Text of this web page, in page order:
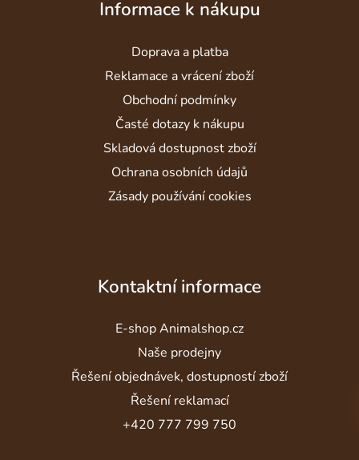
Informace k nákupu
Doprava a platba
Reklamace a vrácení zboží
Obchodní podmínky
Časté dotazy k nákupu
Skladová dostupnost zboží
Ochrana osobních údajů
Zásady používání cookies
Kontaktní informace
E-shop Animalshop.cz
Naše prodejny
Řešení objednávek, dostupností zboží
Řešení reklamací
+420 777 799 750